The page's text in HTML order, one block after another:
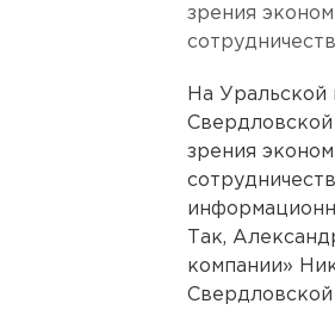
зрения
На
зрения
Так,
компании»